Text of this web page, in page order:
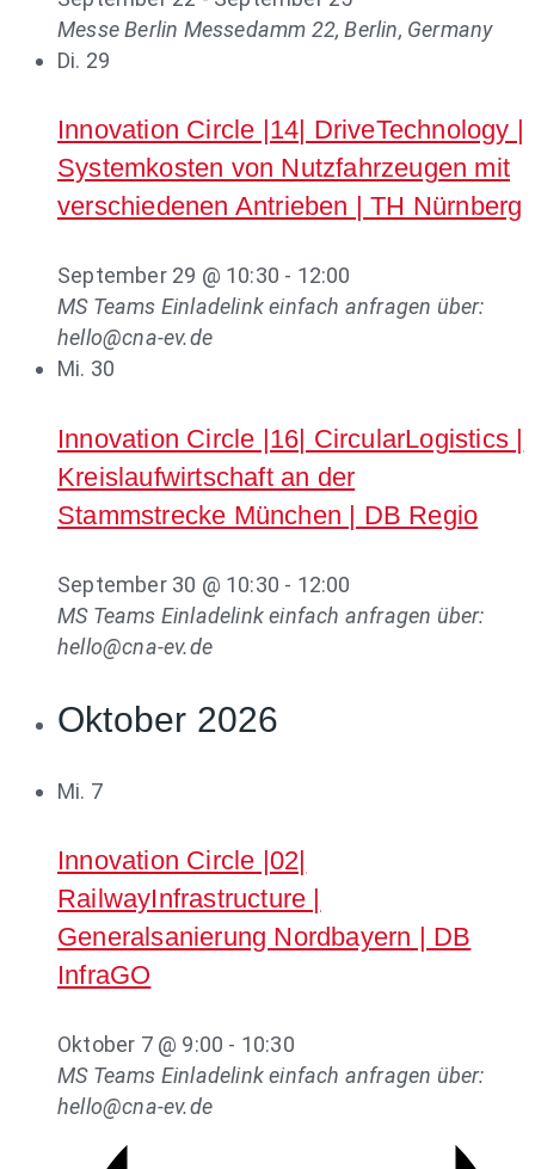
Messe Berlin Messedamm 22, Berlin, Germany
Di. 29
Innovation Circle |14| DriveTechnology |
Systemkosten von Nutzfahrzeugen mit
verschiedenen Antrieben | TH Nürnberg
September 29 @ 10:30 - 12:00
MS Teams Einladelink einfach anfragen über:
hello@cna-ev.de
Mi. 30
Innovation Circle |16| CircularLogistics |
Kreislaufwirtschaft an der
Stammstrecke München | DB Regio
September 30 @ 10:30 - 12:00
MS Teams Einladelink einfach anfragen über:
hello@cna-ev.de
Oktober 2026
Mi. 7
Innovation Circle |02|
RailwayInfrastructure |
Generalsanierung Nordbayern | DB
InfraGO
Oktober 7 @ 9:00 - 10:30
MS Teams Einladelink einfach anfragen über:
hello@cna-ev.de